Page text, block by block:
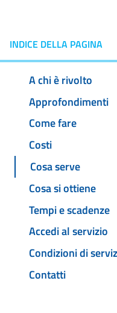
INDICE DELLA PAGINA
A chi è rivolto
Approfondimenti
Come fare
Costi
Cosa serve
Cosa si ottiene
Tempi e scadenze
Accedi al servizio
Condizioni di
Contatti